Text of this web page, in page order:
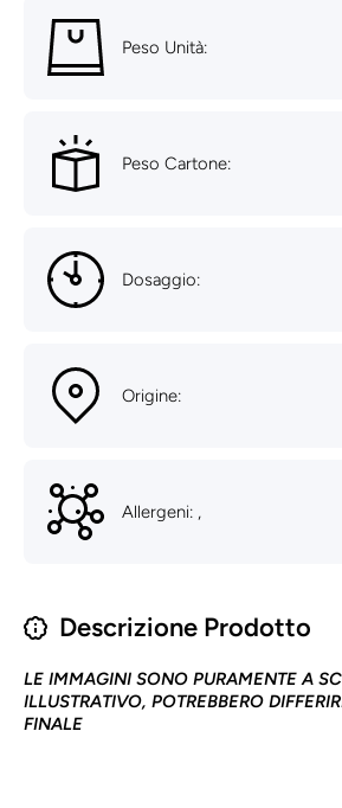
Peso Unità:
Peso Cartone:
Dosaggio:
Origine:
Allergeni: ,
Descrizione Prodotto
LE IMMAGINI SONO PURAMENTE A
ILLUSTRATIVO, POTREBBERO
FINALE